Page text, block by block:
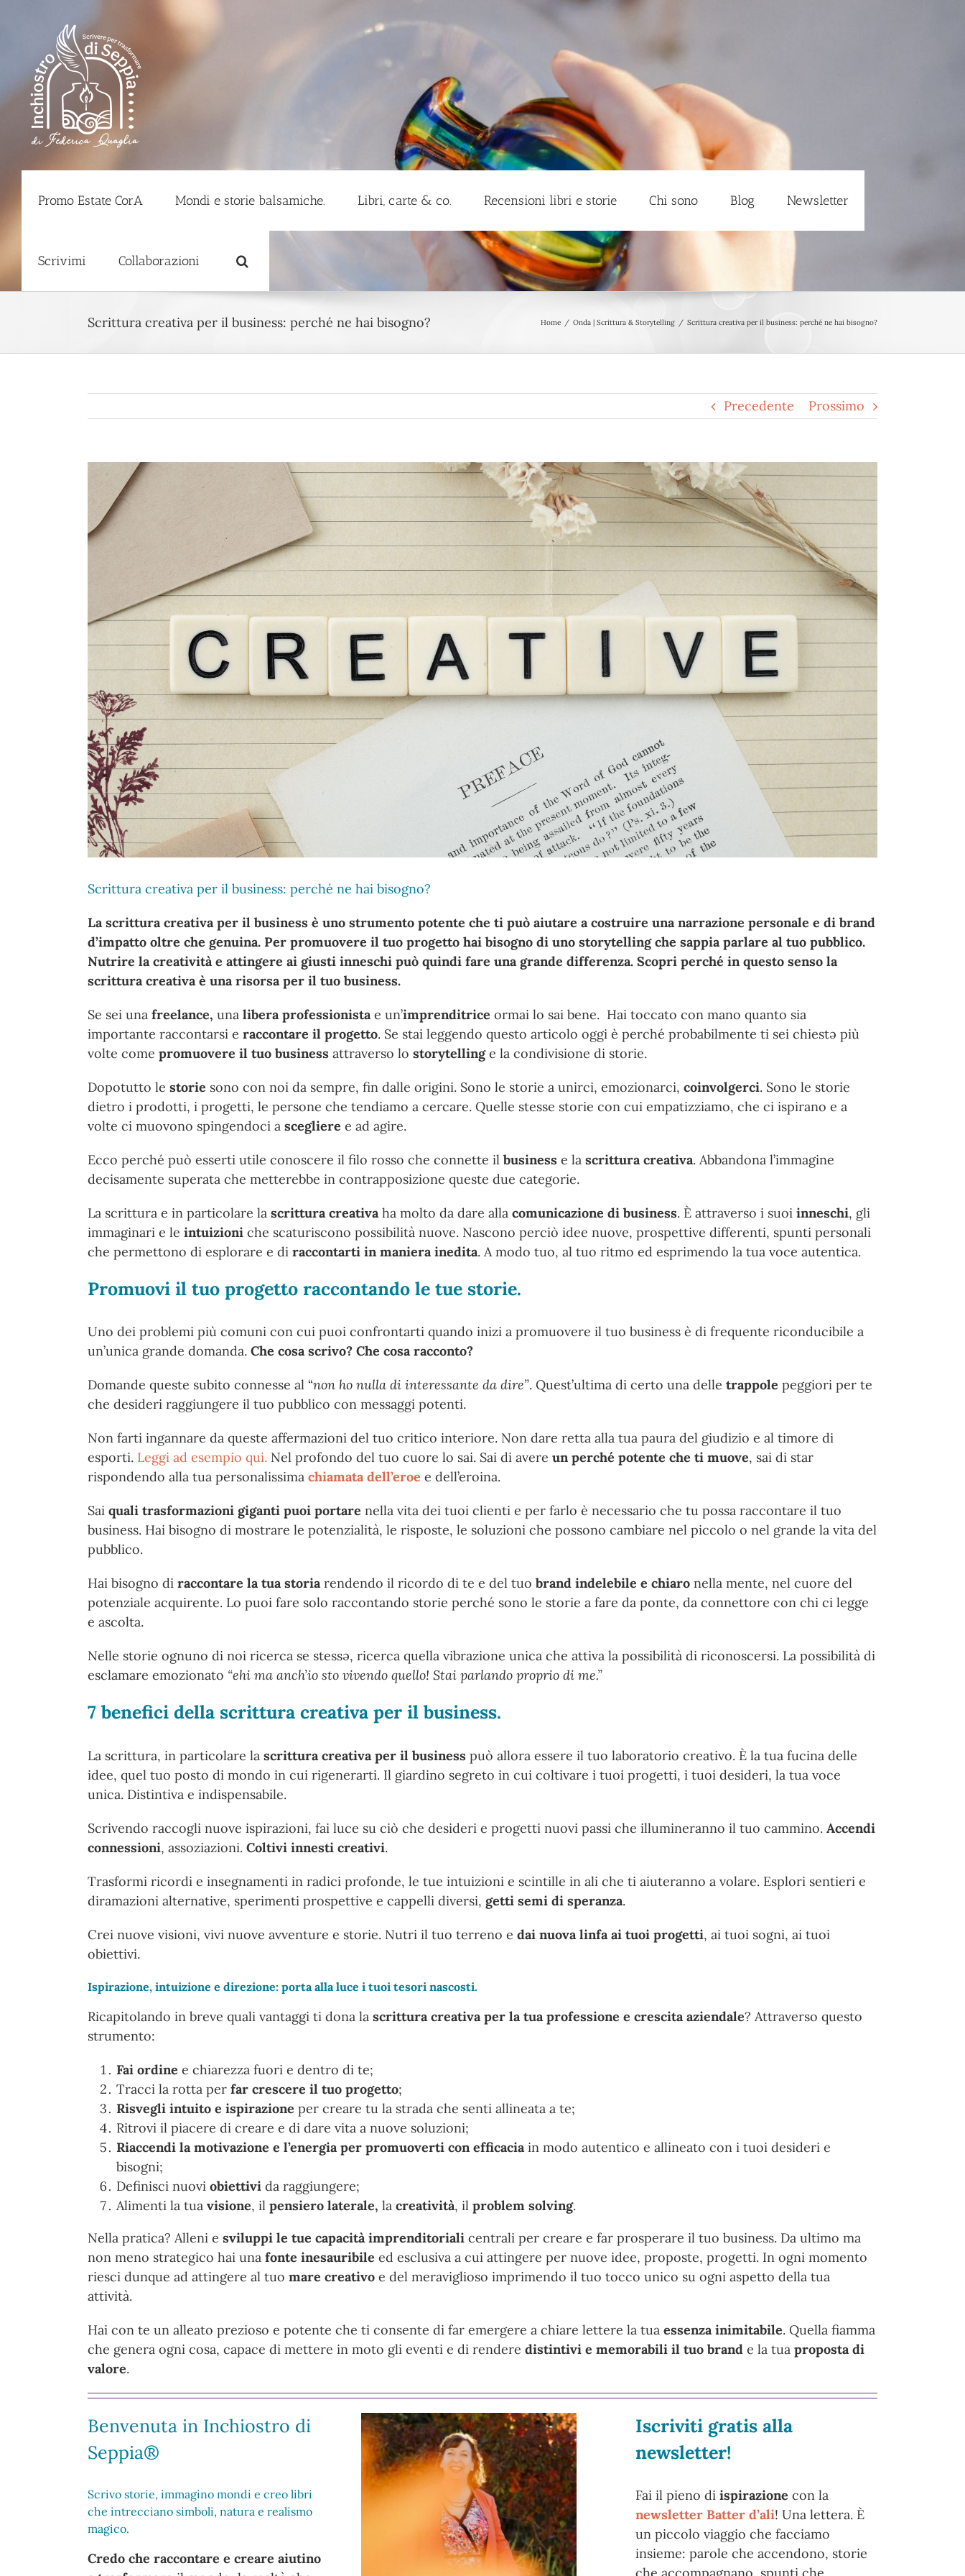
contenuto
Promo Estate CorA Mondi e storie balsamiche. Libri, carte & co. Recensioni libri e storie Chi sono Blog Newsletter
Scrivimi Collaborazioni
Scrittura creativa per il business: perché ne hai bisogno? Home Onda | Scrittura & Storytelling Scrittura creativa per il business: perché ne hai bisogno?
Precedente Prossimo
Ingrandisci
immagine
Scrittura creativa per il business: perché ne hai bisogno?
La scrittura creativa per il business è uno strumento potente che ti può aiutare a costruire una narrazione personale e di brand
d’impatto oltre che genuina. Per promuovere il tuo progetto hai bisogno di uno storytelling che sappia parlare al tuo pubblico.
Nutrire la creatività e attingere ai giusti inneschi può quindi fare una grande differenza. Scopri perché in questo senso la
scrittura creativa è una risorsa per il tuo business.
Se sei una freelance, una libera professionistae un’imprenditrice ormai lo sai bene. Hai toccato con mano quanto sia
importante raccontarsi e raccontare il progetto. Se stai leggendo questo articolo oggi è perché probabilmente ti sei chiestə più
volte come promuovere il tuo business attraverso lo storytellinge la condivisione di storie.
Dopotutto le storie sono con noi da sempre, fin dalle origini. Sono le storie a unirci, emozionarci, coinvolgerci. Sono le storie
dietro i prodotti, i progetti, le persone che tendiamo a cercare. Quelle stesse storie con cui empatizziamo, che ci ispirano e a
volte ci muovono spingendoci a scegliere e ad agire.
Ecco perché può esserti utile conoscere il filo rosso che connette il business e la scrittura creativa. Abbandona l’immagine
decisamente superata che metterebbe in contrapposizione queste due categorie.
La scrittura e in particolare la scrittura creativaha molto da dare alla comunicazione di business. È attraverso i suoi inneschi, gli
immaginari e le intuizioni che scaturiscono possibilità nuove. Nascono perciò idee nuove, prospettive differenti, spunti personali
che permettono di esplorare e di raccontarti in maniera inedita. A modo tuo, al tuo ritmo ed esprimendo la tua voce autentica.
Promuovi il tuo progetto raccontando le tue storie.
Uno dei problemi più comuni con cui puoi confrontarti quando inizi a promuovere il tuo business è di frequente riconducibile a
un’unica grande domanda. Che cosa scrivo? Che cosa racconto?
Domande queste subito connesse al “non ho nulla di interessante da dire”. Quest’ultima di certo una delle trappole peggiori per te
che desideri raggiungere il tuo pubblico con messaggi potenti.
Non farti ingannare da queste affermazioni del tuo critico interiore. Non dare retta alla tua paura del giudizio e al timore di
esporti. Leggi ad esempio qui. Nel profondo del tuo cuore lo sai. Sai di avere un perché potente che ti muove, sai di star
rispondendo alla tua personalissima chiamata dell’eroe e dell’eroina.
Sai quali trasformazioni giganti puoi portare nella vita dei tuoi clienti e per farlo è necessario che tu possa raccontare il tuo
business. Hai bisogno di mostrare le potenzialità, le risposte, le soluzioni che possono cambiare nel piccolo o nel grande la vita del
pubblico.
Hai bisogno di raccontare la tua storiarendendo il ricordo di te e del tuo brand indelebile e chiaro nella mente, nel cuore del
potenziale acquirente. Lo puoi fare solo raccontando storie perché sono le storie a fare da ponte, da connettore con chi ci legge
e ascolta.
Nelle storie ognuno di noi ricerca se stessə, ricerca quella vibrazione unica che attiva la possibilità di riconoscersi. La possibilità di
esclamare emozionato “ehi ma anch’io sto vivendo quello! Stai parlando proprio di me.”
7 benefici della scrittura creativa per il business.
La scrittura, in particolare la scrittura creativa per il business può allora essere il tuo laboratorio creativo. È la tua fucina delle
idee, quel tuo posto di mondo in cui rigenerarti. Il giardino segreto in cui coltivare i tuoi progetti, i tuoi desideri, la tua voce
unica. Distintiva e indispensabile.
Scrivendo raccogli nuove ispirazioni, fai luce su ciò che desideri e progetti nuovi passi che illumineranno il tuo cammino. Accendi
connessioni, assoziazioni. Coltivi innesti creativi.
Trasformi ricordi e insegnamenti in radici profonde, le tue intuizioni e scintille in ali che ti aiuteranno a volare. Esplori sentieri e
diramazioni alternative, sperimenti prospettive e cappelli diversi, getti semi di speranza.
Crei nuove visioni, vivi nuove avventure e storie. Nutri il tuo terreno e dai nuova linfa ai tuoi progetti, ai tuoi sogni, ai tuoi
obiettivi.
Ispirazione, intuizione e direzione: porta alla luce i tuoi tesori nascosti.
Ricapitolando in breve quali vantaggi ti dona la scrittura creativa per la tua professione e crescita aziendale? Attraverso questo
strumento:
Fai ordine e chiarezza fuori e dentro di te;
Tracci la rotta per far crescere il tuo progetto;
Risvegli intuito e ispirazione per creare tu la strada che senti allineata a te;
Ritrovi il piacere di creare e di dare vita a nuove soluzioni;
Riaccendi la motivazione e l’energia per promuoverti con efficaciain modo autentico e allineato con i tuoi desideri e
bisogni;
Definisci nuovi obiettivi da raggiungere;
Alimenti la tua visione, il pensiero laterale, la creatività, il problem solving.
Nella pratica? Alleni e sviluppi le tue capacità imprenditoriali centrali per creare e far prosperare il tuo business. Da ultimo ma
non meno strategico hai una fonte inesauribile ed esclusiva a cui attingere per nuove idee, proposte, progetti. In ogni momento
riesci dunque ad attingere al tuo mare creativo e del meraviglioso imprimendo il tuo tocco unico su ogni aspetto della tua
attività.
Hai con te un alleato prezioso e potente che ti consente di far emergere a chiare lettere la tua essenza inimitabile. Quella fiamma
che genera ogni cosa, capace di mettere in moto gli eventi e di rendere distintivi e memorabili il tuo brand e la tua proposta di
valore.
Benvenuta in Inchiostro di
Seppia®
Scrivo storie, immagino mondi e creo libri
che intrecciano simboli, natura e realismo
magico.
Credo che raccontare e creare aiutino
Iscriviti gratis alla
newsletter!
Fai il pieno di ispirazione con la
newsletter Batter d’ali! Una lettera. È
un piccolo viaggio che facciamo
insieme: parole che accendono, storie